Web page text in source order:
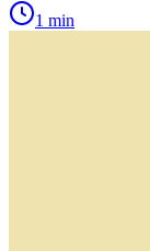
1 min